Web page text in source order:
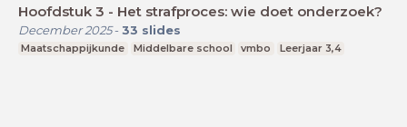
Hoofdstuk 3 - Het strafproces: wie doet onderzoek?
December 2025- 33 slides
Maatschappijkunde Middelbare school vmbo Leerjaar 3,4